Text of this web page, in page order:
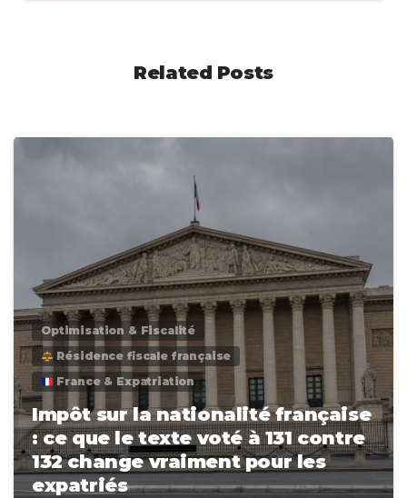
Related Posts
Optimisation & Fiscalité
Résidence fiscale française
France & Expatriation
Impôt sur la nationalité française
: ce que le texte voté à 131 contre
132 change vraiment pour les
expatriés